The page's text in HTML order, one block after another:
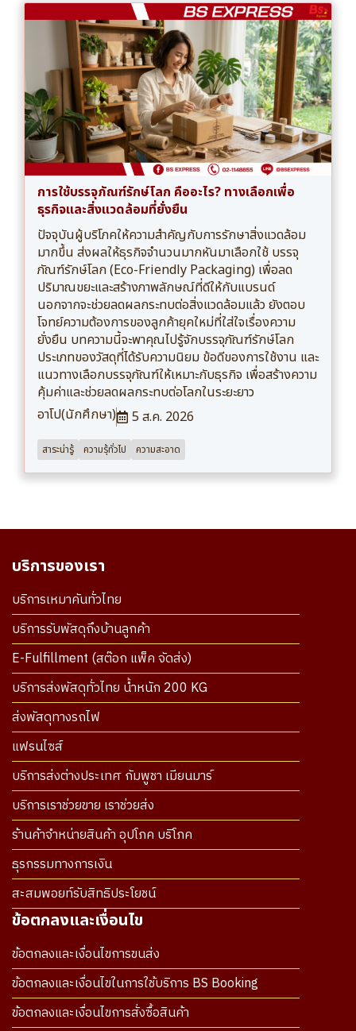
การใช้บรรจุภัณฑ์รักษ์โลก คืออะไร? ทางเลือกเพื่อ
ธุรกิจและสิ่งแวดล้อมที่ยั่งยืน
ปัจจุบันผู้บริโภคให้ความสำคัญกับการรักษาสิ่งแวดล้อม
มากขึ้น ส่งผลให้ธุรกิจจำนวนมากหันมาเลือกใช้ บรรจุ
ภัณฑ์รักษ์โลก (Eco-Friendly Packaging) เพื่อลด
ปริมาณขยะและสร้างภาพลักษณ์ที่ดีให้กับแบรนด์
นอกจากจะช่วยลดผลกระทบต่อสิ่งแวดล้อมแล้ว ยังตอบ
โจทย์ความต้องการของลูกค้ายุคใหม่ที่ใส่ใจเรื่องความ
ยั่งยืน บทความนี้จะพาคุณไปรู้จักบรรจุภัณฑ์รักษ์โลก
ประเภทของวัสดุที่ได้รับความนิยม ข้อดีของการใช้งาน และ
แนวทางเลือกบรรจุภัณฑ์ให้เหมาะกับธุรกิจ เพื่อสร้างความ
คุ้มค่าและช่วยลดผลกระทบต่อโลกในระยะยาว
อาโป(นักศึกษา)
5 ส.ค. 2026
สาระน่ารู้ ความรุ้ทั่วไป ความสะอาด
บริการของเรา
บริการเหมาคันทั่วไทย
บริการรับพัสดุถึงบ้านลูกค้า
E-Fulfillment (สต๊อก แพ็ค จัดส่ง)
บริการส่งพัสดุทั่วไทย น้ำหนัก 200 KG
ส่งพัสดุทางรถไฟ
แฟรนไซส์
บริการส่งต่างประเทศ กัมพูชา เมียนมาร์
บริการเราช่วยขาย เราช่วยส่ง
ร้านค้าจำหน่ายสินค้า อุปโภค บริโภค
ธุรกรรมทางการเงิน
สะสมพอยท์รับสิทธิประโยชน์
ข้อตกลงและเงื่อนไข
ข้อตกลงและเงื่อนไขการขนส่ง
ข้อตกลงและเงื่อนไขในการใช้บริการ BS Booking
ข้อตกลงและเงื่อนไขการสั่งซื้อสินค้า